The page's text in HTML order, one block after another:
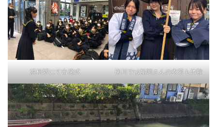
浜松駅にて出発式 柳川では船頭さんの衣装も体験